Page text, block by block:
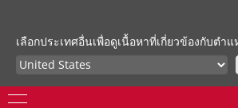
เลือกประเทศอื่นเพื่อดูเนื้อหาที่เกี่ยวข้องกับตำ